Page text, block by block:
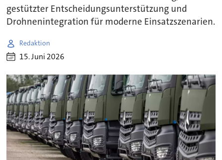
gestützter Entscheidungsunterstützung und
Drohnenintegration für moderne Einsatzszenarien.
Redaktion
15. Juni 2026